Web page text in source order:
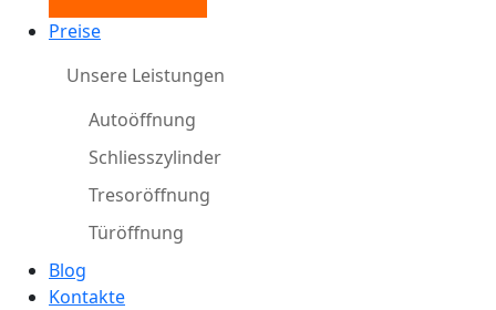
Preise
Unsere Leistungen
Autoöffnung
Schliesszylinder
Tresoröffnung
Türöffnung
Blog
Kontakte